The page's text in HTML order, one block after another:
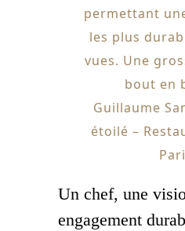
permettant
les plus
vues. Une
bout en
Guillaume
étoilé –
Un chef, une
engagement